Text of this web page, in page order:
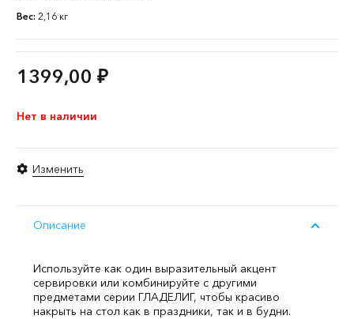
Вес: 2,16 кг
1399,00 ₽
Нет в наличии
Изменить
Описание
Используйте как один выразительный акцент
сервировки или комбинируйте с другими
предметами серии ГЛАДЕЛИГ, чтобы красиво
накрыть на стол как в праздники, так и в будни.